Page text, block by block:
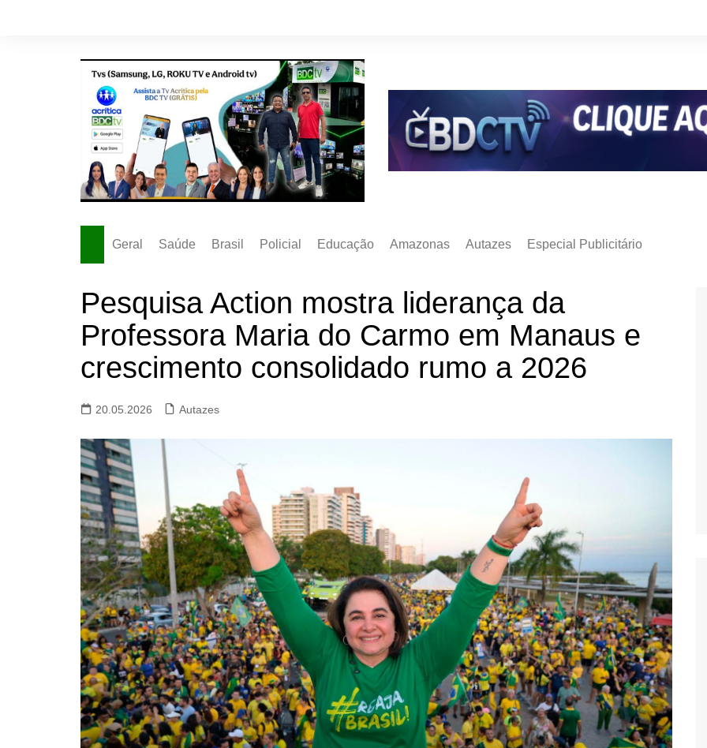
Geral Saúde Brasil Policial Educação Amazonas Autazes Especial Publicitário
Pesquisa Action mostra liderança da
Professora Maria do Carmo em Manaus e
crescimento consolidado rumo a 2026
20.05.2026 Autazes